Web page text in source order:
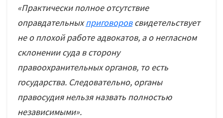
«Практически полное отсутствие
оправдательныхприговоровсвидетельствует
не о плохой работе адвокатов, а о негласном
склонении суда в сторону
правоохранительных органов, то есть
государства. Следовательно, органы
правосудия нельзя назвать полностью
независимыми».